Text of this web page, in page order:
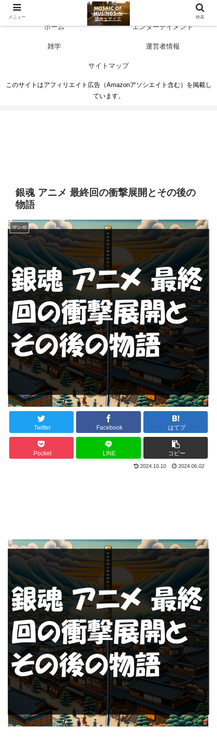
多彩な情報源 人生に新たな気づきを
ホーム エンターテイメント
雑学 運営者情報
サイトマップ
このサイトはアフィリエイト広告（Amazonアソシエイト含む）を掲載し
ています。
銀魂 アニメ 最終回の衝撃展開とその後の
物語
マンガ
Twitter Facebook はてブ
Pocket LINE コピー
2024.10.10 2024.06.02
メニュー 検索